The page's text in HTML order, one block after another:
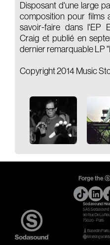
Disposant d'une large
composition pour films
savoir-faire dans l'EP
Craig et publié en
dernier remarquable LP
Copyright 2014 Music
Forge the
Sodasound
SAS Sodasound
90 Rue De La
75020 - Paris
Based in
Working